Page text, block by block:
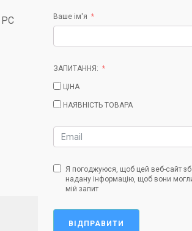
Ваше ім'я
ЗАПИТАННЯ:
ЦІНА
НАЯВНІСТЬ ТОВАРА
Я погоджуюся, щоб цей веб-сайт
надану інформацію, щоб вони
мій запит
ВІДПРАВИТИ